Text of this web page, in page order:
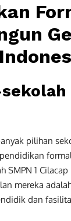
pilihan
SMPN 1
mereka
dan